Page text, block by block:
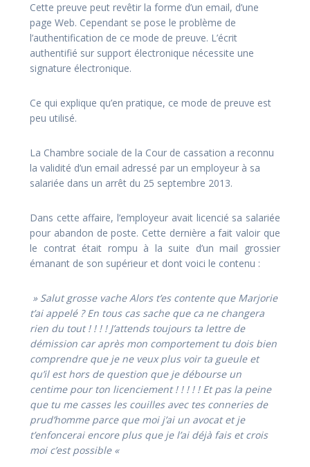
Cette preuve peut revêtir la forme d’un email, d’une
page Web. Cependant se pose le problème de
l’authentification de ce mode de preuve. L’écrit
authentifié sur support électronique nécessite une
signature électronique.
Ce qui explique qu’en pratique, ce mode de preuve est
peu utilisé.
La Chambre sociale de la Cour de cassation a reconnu
la validité d’un email adressé par un employeur à sa
salariée dans un arrêt du 25 septembre 2013.
Dans cette affaire, l’employeur avait licencié sa salariée
pour abandon de poste. Cette dernière a fait valoir que
le contrat était rompu à la suite d’un mail grossier
émanant de son supérieur et dont voici le contenu :
» Salut grosse vache Alors t’es contente que Marjorie
t’ai appelé ? En tous cas sache que ca ne changera
rien du tout ! ! ! ! J’attends toujours ta lettre de
démission car après mon comportement tu dois bien
comprendre que je ne veux plus voir ta gueule et
qu’il est hors de question que je débourse un
centime pour ton licenciement ! ! ! ! ! Et pas la peine
que tu me casses les couilles avec tes conneries de
prud’homme parce que moi j’ai un avocat et je
t’enfoncerai encore plus que je l’ai déjà fais et crois
moi c’est possible «